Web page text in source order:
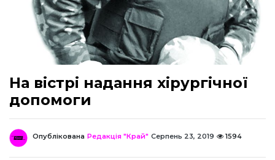
На вістрі надання хірургічної
допомоги
Опублікована Редакція "Край" Серпень 23, 2019 1594